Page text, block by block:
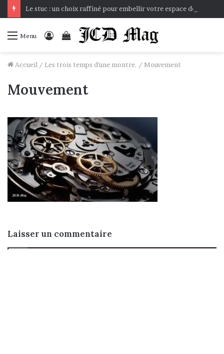
Le stuc : un choix raffiné pour embellir votre espace de vie
Menu Connexion
Voir
panier
Accueil / Les trois temps d'une montre. / Mouvement
Mouvement
Laisser un commentaire